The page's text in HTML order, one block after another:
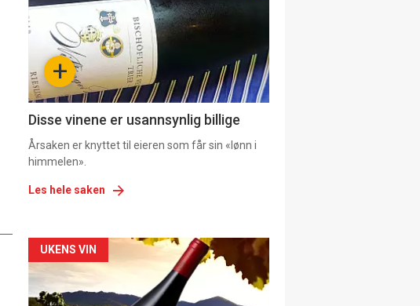
-
section
11+
Disse vinene er usannsynlig billige
Årsaken er knyttet til eieren som får sin «lønn i
himmelen».
Les hele saken
Artikler
detail
UKENS VIN